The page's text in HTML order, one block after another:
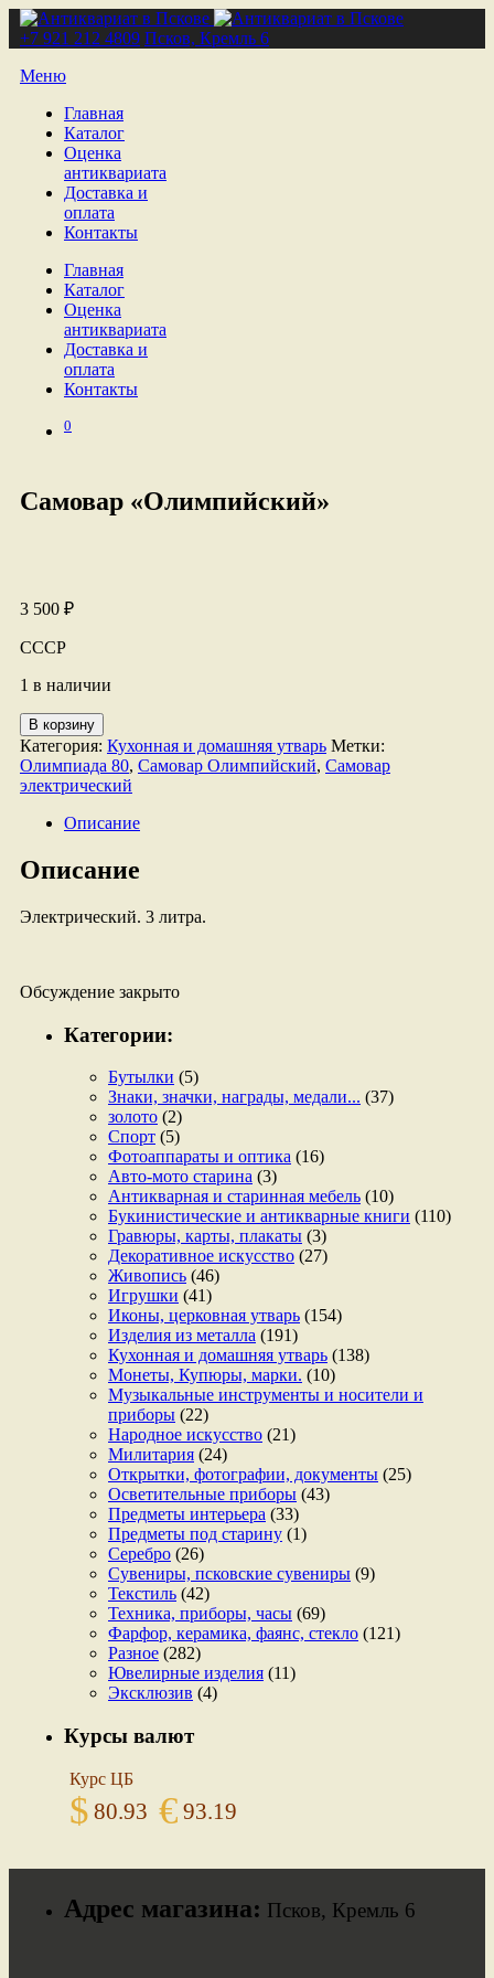
+7 921 212 4809 Псков, Кремль 6
Меню
Главная
Каталог
Оценка
антиквариата
Доставка и
оплата
Контакты
Главная
Каталог
Оценка
антиквариата
Доставка и
оплата
Контакты
0
Самовар «Олимпийский»
3 500 ₽
СССР
1 в наличии
Количество
товара
Самовар
"Олимпийский"
В корзину
Категория: Кухонная и домашняя утварь Метки:
Олимпиада 80, Самовар Олимпийский, Самовар
электрический
Описание
Описание
Электрический. 3 литра.
Обсуждение закрыто
Категории:
Бутылки (5)
Знаки, значки, награды, медали... (37)
золото (2)
Спорт (5)
Фотоаппараты и оптика (16)
Авто-мото старина (3)
Антикварная и старинная мебель (10)
Букинистические и антикварные книги (110)
Гравюры, карты, плакаты (3)
Декоративное искусство (27)
Живопись (46)
Игрушки (41)
Иконы, церковная утварь (154)
Изделия из металла (191)
Кухонная и домашняя утварь (138)
Монеты, Купюры, марки. (10)
Музыкальные инструменты и носители и
приборы (22)
Народное искусство (21)
Милитария (24)
Открытки, фотографии, документы (25)
Осветительные приборы (43)
Предметы интерьера (33)
Предметы под старину (1)
Серебро (26)
Сувениры, псковские сувениры (9)
Текстиль (42)
Техника, приборы, часы (69)
Фарфор, керамика, фаянс, стекло (121)
Разное (282)
Ювелирные изделия (11)
Эксклюзив (4)
Курсы валют
Курс ЦБ
$ 80.93 € 93.19
Адрес магазина: Псков, Кремль 6